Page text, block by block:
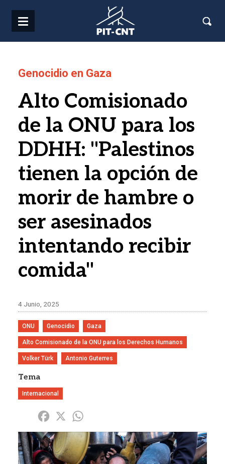
Genocidio en Gaza
Alto Comisionado
de la ONU para los
DDHH: "Palestinos
tienen la opción de
morir de hambre o
ser asesinados
intentando recibir
comida"
4 Junio, 2025
ONU Genocidio Gaza
Alto Comisionado de la ONU para los Derechos Humanos
Volker Türk Antonio Guterres
Tema
Internacional
Share Facebook
X
Imagen